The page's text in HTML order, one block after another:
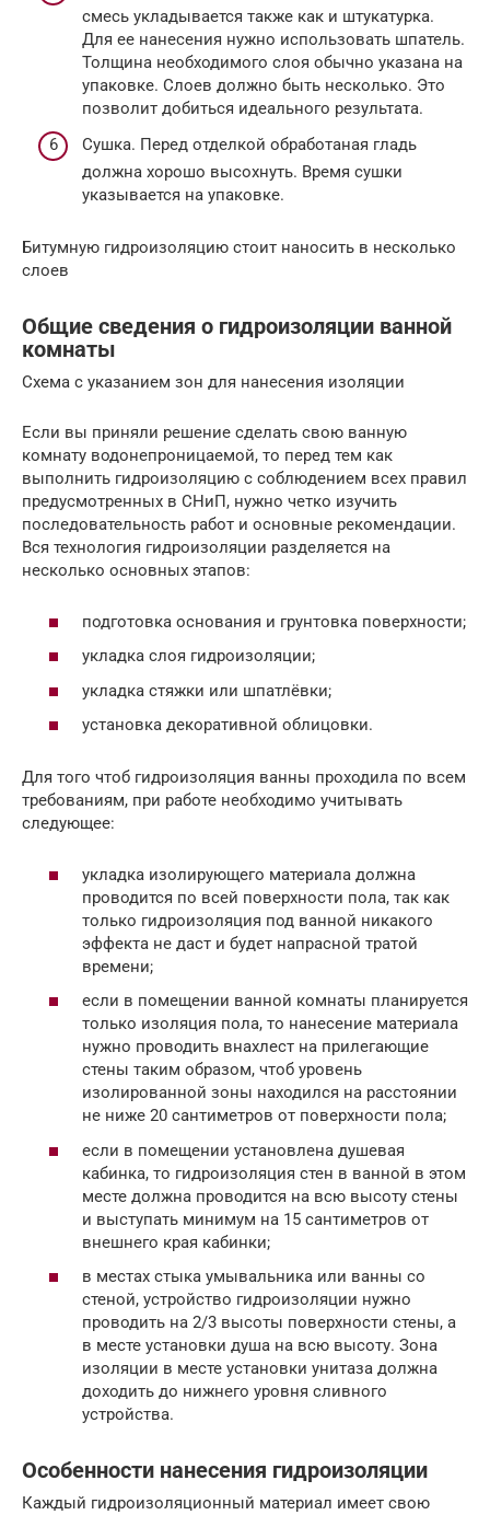
смесь укладывается также как и штукатурка.
Для ее нанесения нужно использовать шпатель.
Толщина необходимого слоя обычно указана на
упаковке. Слоев должно быть несколько. Это
позволит добиться идеального результата.
Сушка. Перед отделкой обработаная гладь
должна хорошо высохнуть. Время сушки
указывается на упаковке.
Битумную гидроизоляцию стоит наносить в несколько
слоев
Общие сведения о гидроизоляции ванной
комнаты
Схема с указанием зон для нанесения изоляции
Если вы приняли решение сделать свою ванную
комнату водонепроницаемой, то перед тем как
выполнить гидроизоляцию с соблюдением всех правил
предусмотренных в СНиП, нужно четко изучить
последовательность работ и основные рекомендации.
Вся технология гидроизоляции разделяется на
несколько основных этапов:
подготовка основания и грунтовка поверхности;
укладка слоя гидроизоляции;
укладка стяжки или шпатлёвки;
установка декоративной облицовки.
Для того чтоб гидроизоляция ванны проходила по всем
требованиям, при работе необходимо учитывать
следующее:
укладка изолирующего материала должна
проводится по всей поверхности пола, так как
только гидроизоляция под ванной никакого
эффекта не даст и будет напрасной тратой
времени;
если в помещении ванной комнаты планируется
только изоляция пола, то нанесение материала
нужно проводить внахлест на прилегающие
стены таким образом, чтоб уровень
изолированной зоны находился на расстоянии
не ниже 20 сантиметров от поверхности пола;
если в помещении установлена душевая
кабинка, то гидроизоляция стен в ванной в этом
месте должна проводится на всю высоту стены
и выступать минимум на 15 сантиметров от
внешнего края кабинки;
в местах стыка умывальника или ванны со
стеной, устройство гидроизоляции нужно
проводить на 2/3 высоты поверхности стены, а
в месте установки душа на всю высоту. Зона
изоляции в месте установки унитаза должна
доходить до нижнего уровня сливного
устройства.
Особенности нанесения гидроизоляции
Каждый гидроизоляционный материал имеет свою